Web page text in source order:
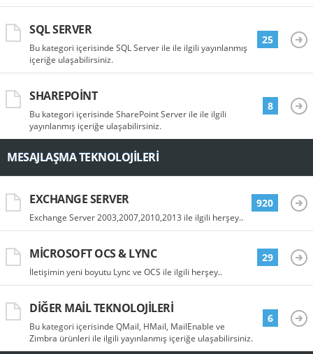
SQL SERVER
Bu kategori içerisinde SQL Server ile ile ilgili yayınlanmış
içeriğe ulaşabilirsiniz.
25
SHAREPOINT
Bu kategori içerisinde SharePoint Server ile ile ilgili
yayınlanmış içeriğe ulaşabilirsiniz.
8
MESAJLAŞMA TEKNOLOJILERI
EXCHANGE SERVER
Exchange Server 2003,2007,2010,2013 ile ilgili herşey..
920
MICROSOFT OCS & LYNC
İletişimin yeni boyutu Lync ve OCS ile ilgili herşey..
29
DIĞER MAIL TEKNOLOJILERI
Bu kategori içerisinde QMail, HMail, MailEnable ve
Zimbra ürünleri ile ilgili yayınlanmış içeriğe ulaşabilirsiniz.
6